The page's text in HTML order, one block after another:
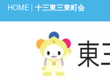
HOME | 十三東三東町会